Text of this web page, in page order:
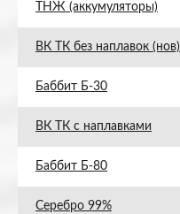
ТНЖ (аккумуляторы)
ВК ТК без наплавок (нов)
Баббит Б-30
ВК ТК с наплавками
Баббит Б-80
Серебро 99%